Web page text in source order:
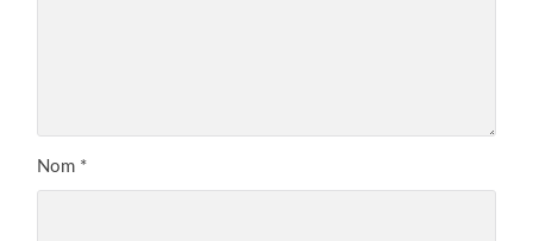
Nom *